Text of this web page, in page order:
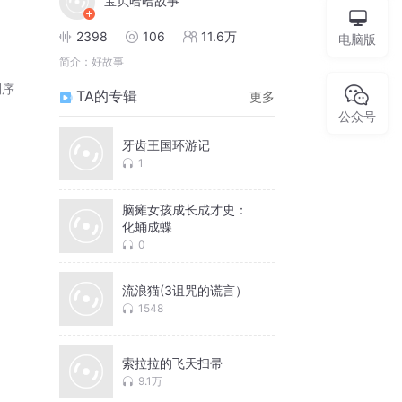
2398 106 11.6万
简介： 好故事
TA的专辑 更多
牙齿王国环游记
1
脑瘫女孩成长成才史：
化蛹成蝶
0
流浪猫(3诅咒的谎言）
1548
索拉拉的飞天扫帚
9.1万
电脑版
公众号